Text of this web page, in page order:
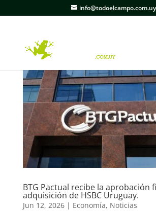
info@todoelcampo.com.uy
BTG Pactual recibe la aprobación
adquisición de HSBC Uruguay.
Jun 12, 2026| Economía, Noticias